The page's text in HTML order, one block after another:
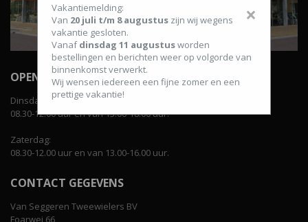
OPENINGSTIJDEN WINKEL
Dinsdag t/m vrijdag:
08.30-12.00 uur en van 13.00-18.00 uur.
Zaterdag:
08.30-12.00 uur en van 13.00-16.00 uur.
CONTACT GEGEVENS
Van Seggeren Tweewielers BV
Foarwei 66
×
Vakantiemelding:
Van 20 juli t/m 8 augustus zijn wij wegens
vakantie gesloten.
Vanafdinsdag 11 augustusworden
bestellingen en berichten weer op volgorde van
binnenkomst verwerkt.
Wij wensen iedereen een fijne zomer en een
prettige vakantie!